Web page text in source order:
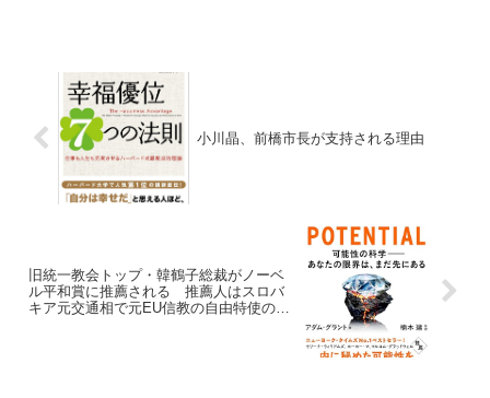
小川晶、前橋市長が支持される理由
旧統一教会トップ・韓鶴子総裁がノーベ
ル平和賞に推薦される 推薦人はスロバ
キア元交通相で元EU信教の自由特使のヤ